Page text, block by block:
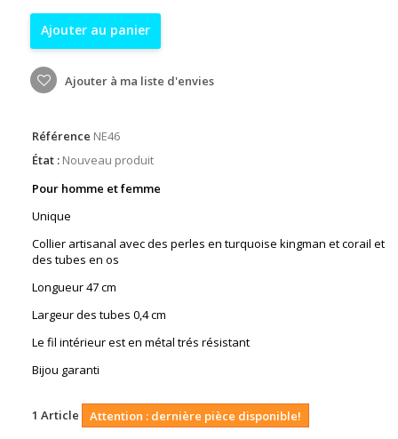
Ajouter au panier
Ajouter à ma liste d'envies
Référence NE46
État : Nouveau produit
Pour homme et femme
Unique
Collier artisanal avec des perles en turquoise kingman et corail et
des tubes en os
Longueur 47 cm
Largeur des tubes 0,4 cm
Le fil intérieur est en métal trés résistant
Bijou garanti
1 Article Attention : dernière pièce disponible!